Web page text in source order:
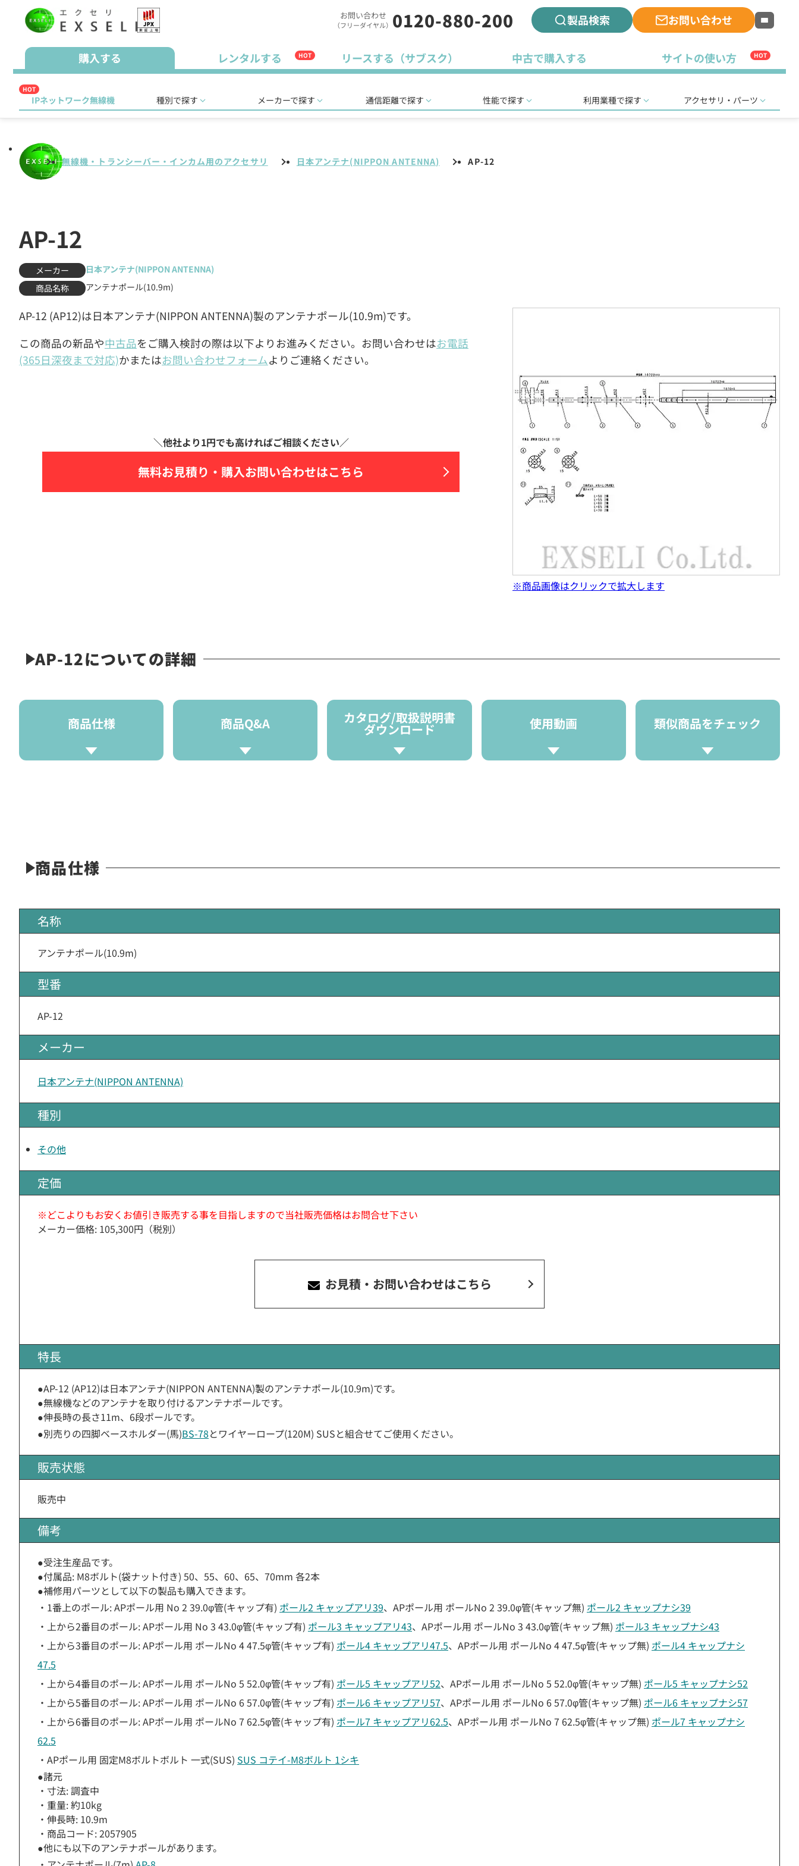
お問い合わせ
（フリーダイヤル） 0120-880-200 製品検索 お問い合わせ
購入する レンタルする HOT リースする（サブスク） 中古で購入する サイトの使い方 HOT
HOT
IPネットワーク無線機 種別で探す メーカーで探す 通信距離で探す 性能で探す 利用業種で探す アクセサリ・パーツ
無線機・トランシーバー・インカム用のアクセサリ 日本アンテナ(NIPPON ANTENNA) AP-12
AP-12
メーカー
日本アンテナ(NIPPON ANTENNA)
商品名称
アンテナポール(10.9m)
AP-12 (AP12)は日本アンテナ(NIPPON ANTENNA)製のアンテナポール(10.9m)です。
この商品の新品や中古品をご購入検討の際は以下よりお進みください。お問い合わせはお電話
(365日深夜まで対応)かまたはお問い合わせフォームよりご連絡ください。
無料お見積り・ 購入お問い合わせはこちら
※商品画像はクリックで拡大します
AP-12についての詳細
商品仕様 商品Q&A カタログ/取扱説明書
ダウンロード 使用動画 類似商品をチェック
商品仕様
名称
アンテナポール(10.9m)
型番
AP-12
メーカー
日本アンテナ(NIPPON ANTENNA)
種別
その他
定価
※どこよりもお安くお値引き販売する事を目指しますので当社販売価格はお問合せ下さい
メーカー価格: 105,300円（税別）
お見積・お問い合わせはこちら
特長
●AP-12 (AP12)は日本アンテナ(NIPPON ANTENNA)製のアンテナポール(10.9m)です。
●無線機などのアンテナを取り付けるアンテナポールです。
●伸長時の長さ11m、6段ポールです。
●別売りの四脚ベースホルダー(馬)BS-78とワイヤーロープ(120M) SUSと組合せてご使用ください。
販売状態
販売中
備考
●受注生産品です。
●付属品: M8ボルト(袋ナット付き) 50、55、60、65、70mm 各2本
●補修用パーツとして以下の製品も購入できます。
・1番上のポール: APポール用 No 2 39.0φ管(キャップ有) ポール2 キャップアリ39、APポール用 ポールNo 2 39.0φ管(キャップ無) ポール2 キャップナシ39
・上から2番目のポール: APポール用 No 3 43.0φ管(キャップ有) ポール3 キャップアリ43、APポール用 ポールNo 3 43.0φ管(キャップ無) ポール3 キャップナシ43
・上から3番目のポール: APポール用 ポールNo 4 47.5φ管(キャップ有) ポール4 キャップアリ47.5、APポール用 ポールNo 4 47.5φ管(キャップ無) ポール4 キャップナシ
47.5
・上から4番目のポール: APポール用 ポールNo 5 52.0φ管(キャップ有) ポール5 キャップアリ52、APポール用 ポールNo 5 52.0φ管(キャップ無) ポール5 キャップナシ52
・上から5番目のポール: APポール用 ポールNo 6 57.0φ管(キャップ有) ポール6 キャップアリ57、APポール用 ポールNo 6 57.0φ管(キャップ無) ポール6 キャップナシ57
・上から6番目のポール: APポール用 ポールNo 7 62.5φ管(キャップ有) ポール7 キャップアリ62.5、APポール用 ポールNo 7 62.5φ管(キャップ無) ポール7 キャップナシ
62.5
・APポール用 固定M8ボルトボルト 一式(SUS) SUS コテイ-M8ボルト 1シキ
●諸元
・寸法: 調査中
・重量: 約10kg
・伸長時: 10.9m
・商品コード: 2057905
●他にも以下のアンテナポールがあります。